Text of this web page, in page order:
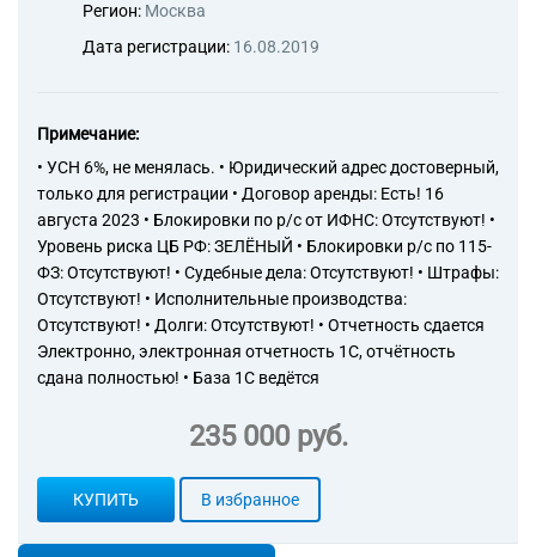
Регион: Москва
Дата регистрации: 16.08.2019
Примечание:
• УСН 6%, не менялась. • Юридический адрес достоверный,
только для регистрации • Договор аренды: Есть! 16
августа 2023 • Блокировки по р/с от ИФНС: Отсутствуют! •
Уровень риска ЦБ РФ: ЗЕЛЁНЫЙ • Блокировки р/с по 115-
ФЗ: Отсутствуют! • Судебные дела: Отсутствуют! • Штрафы:
Отсутствуют! • Исполнительные производства:
Отсутствуют! • Долги: Отсутствуют! • Отчетность сдается
Электронно, электронная отчетность 1С, отчётность
сдана полностью! • База 1С ведётся
235 000 руб.
КУПИТЬ В избранное